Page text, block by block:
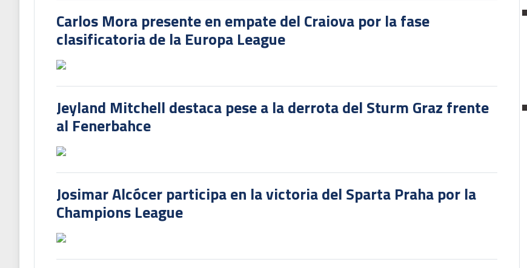
Carlos Mora presente en empate del Craiova por la fase
clasificatoria de la Europa League
Jeyland Mitchell destaca pese a la derrota del Sturm Graz frente
al Fenerbahce
Josimar Alcócer participa en la victoria del Sparta Praha por la
Champions League